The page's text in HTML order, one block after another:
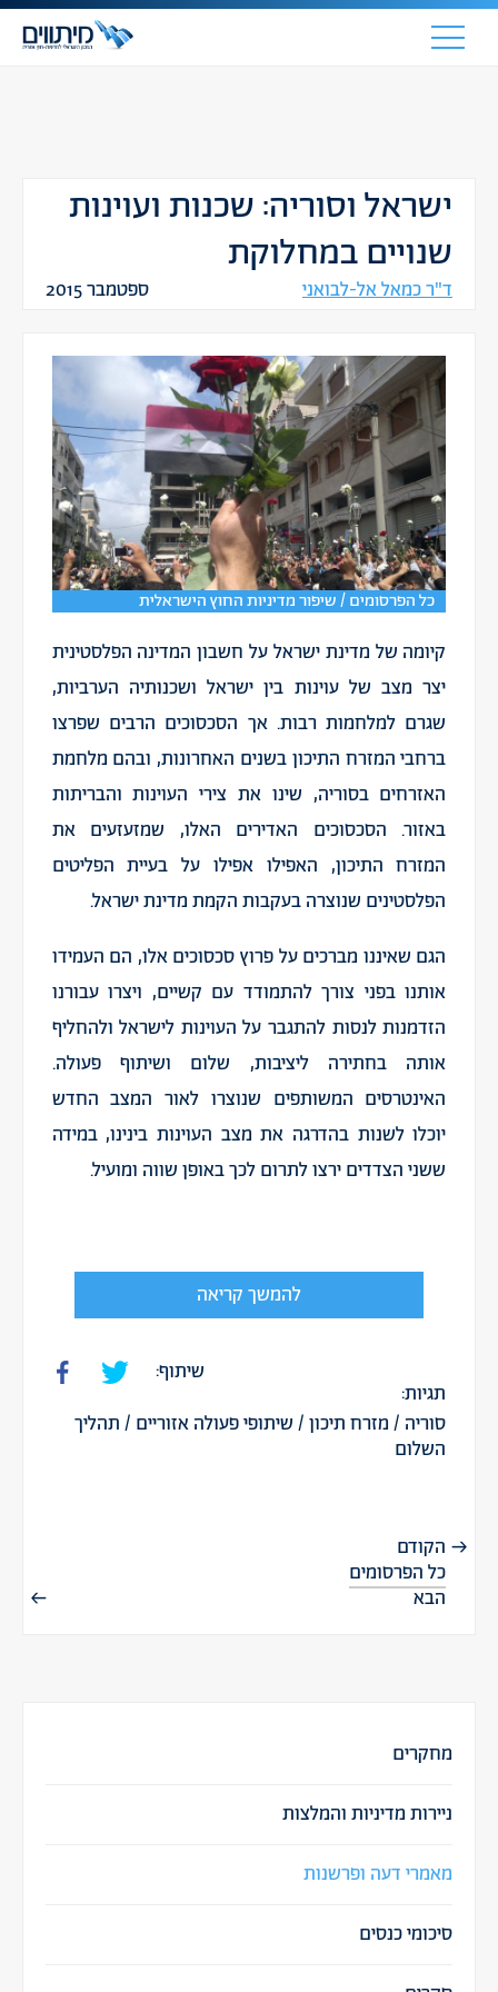
ישראל וסוריה: שכנות ועוינות
שנויים במחלוקת
ד"ר כמאל אל-לבואני ספטמבר 2015
כל הפרסומים / שיפור מדיניות החוץ הישראלית
קיומה של מדינת ישראל על חשבון המדינה הפלסטינית
יצר מצב של עוינות בין ישראל ושכנותיה הערביות,
שגרם למלחמות רבות. אך הסכסוכים הרבים שפרצו
ברחבי המזרח התיכון בשנים האחרונות, ובהם מלחמת
האזרחים בסוריה, שינו את צירי העוינות והבריתות
באזור. הסכסוכים האדירים האלו, שמזעזעים את
המזרח התיכון, האפילו אפילו על בעיית הפליטים
הפלסטינים שנוצרה בעקבות הקמת מדינת ישראל.
הגם שאיננו מברכים על פרוץ סכסוכים אלו, הם העמידו
אותנו בפני צורך להתמודד עם קשיים, ויצרו עבורנו
הזדמנות לנסות להתגבר על העוינות לישראל ולהחליף
אותה בחתירה ליציבות, שלום ושיתוף פעולה.
האינטרסים המשותפים שנוצרו לאור המצב החדש
יוכלו לשנות בהדרגה את מצב העוינות בינינו, במידה
ששני הצדדים ירצו לתרום לכך באופן שווה ומועיל.
להמשך קריאה
שיתוף:
תגיות:
סוריה/ מזרח תיכון/ שיתופי פעולה אזוריים / תהליך
השלום
הקודם
כל הפרסומים
הבא
מחקרים
ניירות מדיניות והמלצות
מאמרי דעה ופרשנות
סיכומי כנסים